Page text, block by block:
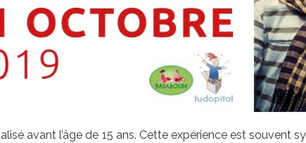
avant l’âge de 15 ans. Cette expérience est souvent